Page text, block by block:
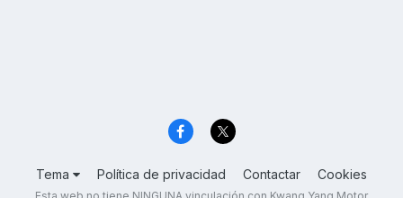
Tema Política de privacidad Contactar Cookies